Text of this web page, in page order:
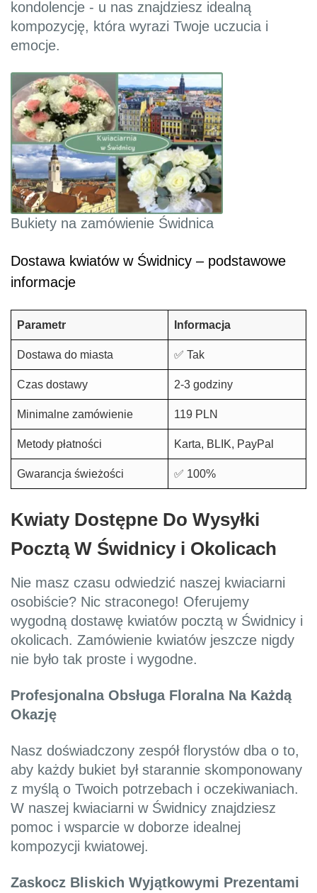
kondolencje - u nas znajdziesz idealną
kompozycję, która wyrazi Twoje uczucia i
emocje.
Bukiety na zamówienie Świdnica
Dostawa kwiatów w Świdnicy – podstawowe
informacje
Parametr Informacja
Dostawa do miasta ✅ Tak
Czas dostawy 2-3 godziny
Minimalne zamówienie 119 PLN
Metody płatności Karta, BLIK, PayPal
Gwarancja świeżości ✅ 100%
Kwiaty Dostępne Do Wysyłki
Pocztą W Świdnicy i Okolicach
Nie masz czasu odwiedzić naszej kwiaciarni
osobiście? Nic straconego! Oferujemy
wygodną dostawę kwiatów pocztą w Świdnicy i
okolicach. Zamówienie kwiatów jeszcze nigdy
nie było tak proste i wygodne.
Profesjonalna Obsługa Floralna Na Każdą
Okazję
Nasz doświadczony zespół florystów dba o to,
aby każdy bukiet był starannie skomponowany
z myślą o Twoich potrzebach i oczekiwaniach.
W naszej kwiaciarni w Świdnicy znajdziesz
pomoc i wsparcie w doborze idealnej
kompozycji kwiatowej.
Zaskocz Bliskich Wyjątkowymi Prezentami